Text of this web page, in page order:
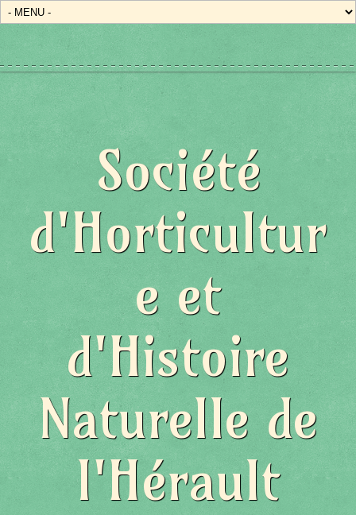
Société
d'Horticultur
e et
d'Histoire
Naturelle de
l'Hérault